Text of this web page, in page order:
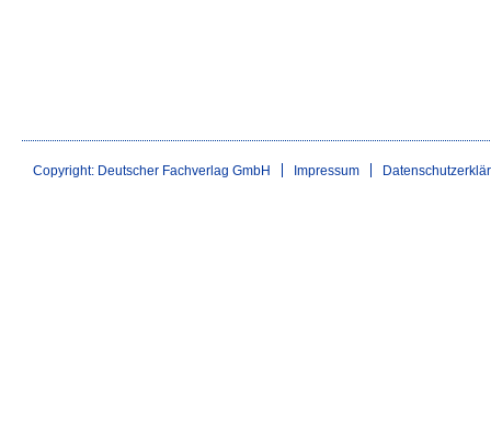
Copyright: Deutscher Fachverlag GmbH Impressum